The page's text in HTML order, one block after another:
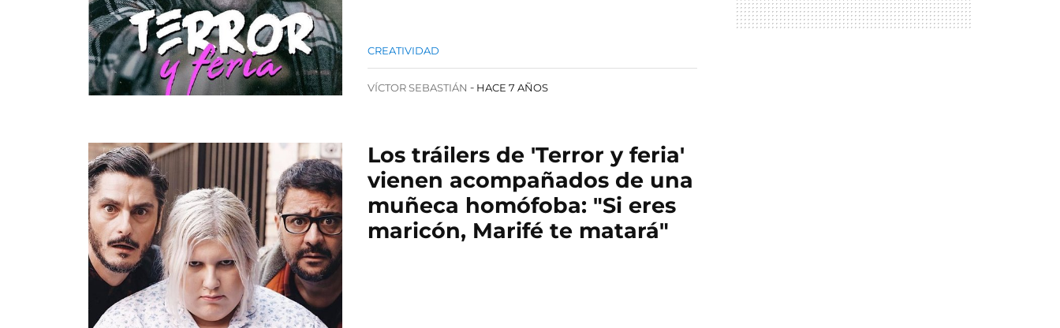
CREATIVIDAD
VÍCTOR SEBASTIÁN HACE 7 AÑOS
Los tráilers de 'Terror y feria'
vienen acompañados de una
muñeca homófoba: "Si eres
maricón, Marifé te matará"